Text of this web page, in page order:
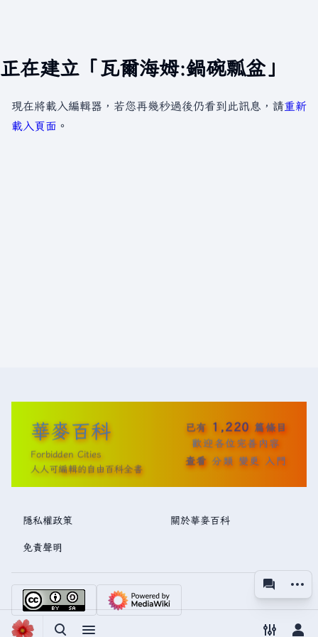
正在建立「瓦爾海姆:鍋碗瓢盆」
視圖
更多
現在將載入編輯器，若您再幾秒過後仍看到此訊息，請重新
載入頁面 。
華麥百科
Forbidden Cities
人人可編輯的自由百科全書
已有 1,220 篇條目
歡迎各位完善內容
查看 分類 變更 入門
隱私權政策 關於華麥百科
免責聲明